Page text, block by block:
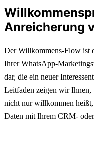
Anreicherung
Der Willkommens-Flow ist
Ihrer WhatsApp-
dar, die ein neuer
Leitfaden zeigen wir
nicht nur willkommen heißt,
Daten mit Ihrem CRM-